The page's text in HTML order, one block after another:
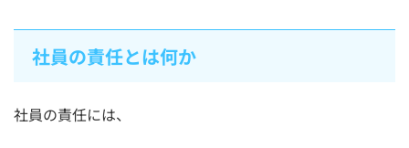
社員の責任とは何か
社員の責任には、